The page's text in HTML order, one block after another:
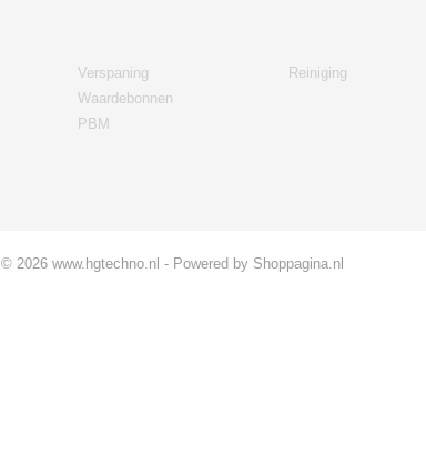
Verspaning
Waardebonnen
PBM
Reiniging
© 2026 www.hgtechno.nl - Powered by Shoppagina.nl